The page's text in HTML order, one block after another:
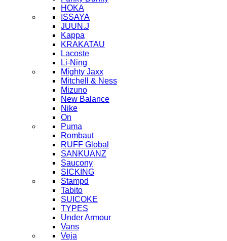
HOKA
ISSAYA
JUUN.J
Kappa
KRAKATAU
Lacoste
Li-Ning
Mighty Jaxx
Mitchell & Ness
Mizuno
New Balance
Nike
On
Puma
Rombaut
RUFF Global
SANKUANZ
Saucony
SICKING
Stampd
Tabito
SUICOKE
TYPES
Under Armour
Vans
Veja